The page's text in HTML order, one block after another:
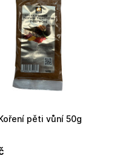
pěti vůní 50g